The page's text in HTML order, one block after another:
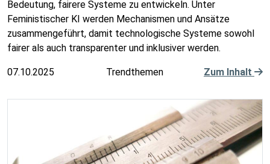
Bedeutung, fairere Systeme zu entwickeln. Unter
Feministischer KI werden Mechanismen und Ansätze
zusammengeführt, damit technologische Systeme sowohl
fairer als auch transparenter und inklusiver werden.
07.10.2025 Trendthemen Zum Inhalt